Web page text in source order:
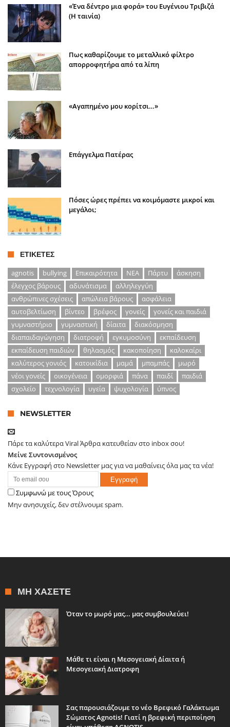
«Ένα δέντρο μια φορά» του Ευγένιου Τριβιζά
(Η ταινία)
Πως καθαρίζουμε το μεταλλικό φίλτρο
απορροφητήρα από τα λίπη
«Αγαπημένο μου κορίτσι…»
Επάγγελμα Πατέρας
Πόσες ώρες πρέπει να κοιμόμαστε μικροί και
μεγάλοι;
ΕΤΙΚΈΤΕΣ
agnotis
bullying Επικαιρότητα ΝΕΑ Πάρτυ
άσκηση
έλεγχος βάρους
αδυνάτισμα
αλληλεγγύη
ανθρώπινες σχέσεις
απώλεια βάρους
ασφάλεια
αυτοβελτίωση
βίντεο βρέφος γονείς
γονείς και παιδιά
γυμναστήριο
γυμναστική δίαιτα
διακόσμηση
διαπαιδαγώγηση
διατροφή εγκυμοσύνη
εκπαίδευση
εκπαίδευση παιδιών
θηλασμός κακοποίηση
καλοκαίρι
καλύτερος γονιός
κατοικίδια μαμά μπαμπάς
μωρό
νέοι γονείς
οικογένεια ομορφιά πάνα παιδί
παιδιά
σχολείο
τεχνολογία υγεία ψυχολογία ύπνος
NEWSLETTER
Πάρε τα καλύτερα Viral Άρθρα κατευθείαν στο inbox σου!
Μείνε Συντονισμένος
Κάνε Εγγραφή στο Newsletter μας για να μαθαίνεις όλα μας τα νέα!
Συμφωνώ με τους Όρους
Μην ανησυχείς, δεν στέλνουμε spam.
ΜΗ ΧΆΣΕΤΕ
Όταν το μωρό μας… μας συμβουλεύει!
Μάθε τι είναι η Μεσογειακή Δίαιτα ή
Μεσογειακή Διατροφη
Σας παρουσιάζουμε το νέο Βρεφικό Γαλάκτωμα
Σώματος Agnotis! Γιατί η βρεφική περιποίηση